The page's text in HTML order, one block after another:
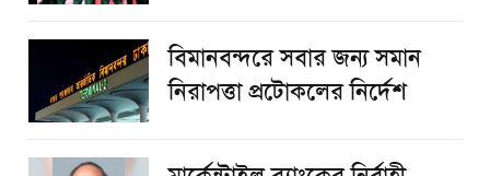
বিমানবন্দরে সবার জন্য সমান
নিরাপত্তা প্রটোকলের নির্দেশ